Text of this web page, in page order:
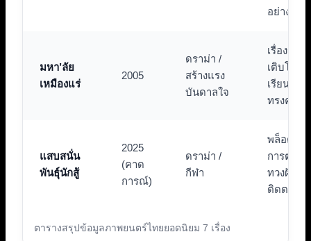
ตารางสรุปข้อมูลภาพยนตร์ไทยยอดนิยม 7 เรื่อง
อย่างลึกซึ้
มหา’ลัย
เหมืองแร่
2005
ดราม่า /
สร้างแรง
บันดาลใจ
เรื่องราว
เติบโตแ
เรียนชีวิ
ทรงคุณค่
แสบสนั่น
พันธุ์นักสู้
2025
(คาด
การณ์)
ดราม่า /
กีฬา
พล็อตเรื่อ
การต่อสู้เ
ทวงฝันที่
ติดตาม